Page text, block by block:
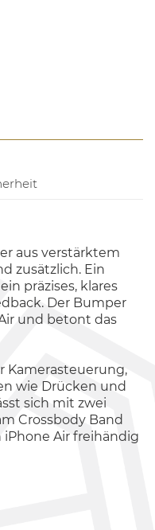
aus verstärktem
zusätzlich. Ein
präzises, klares
Der Bumper
und betont das
Kamerasteuerung,
wie Drücken und
sich mit zwei
Crossbody Band
Air freihändig